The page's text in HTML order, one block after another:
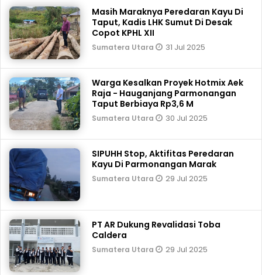
Masih Maraknya Peredaran Kayu Di
Taput, Kadis LHK Sumut Di Desak
Copot KPHL XII
Sumatera Utara 31 Jul 2025
Warga Kesalkan Proyek Hotmix Aek
Raja - Hauganjang Parmonangan
Taput Berbiaya Rp3,6 M
Sumatera Utara 30 Jul 2025
SIPUHH Stop, Aktifitas Peredaran
Kayu Di Parmonangan Marak
Sumatera Utara 29 Jul 2025
PT AR Dukung Revalidasi Toba
Caldera
Sumatera Utara 29 Jul 2025